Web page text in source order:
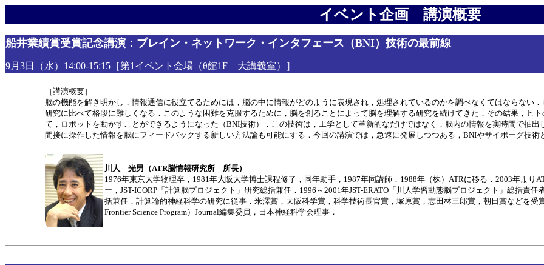
イベント企画 講演概要
船井業績賞受賞記念講演：ブレイン・ネットワーク・インタフェース（BNI）技術の最前線
9月3日（水）14:00-15:15［第1イベント会場（θ館1F 大講義室）］
［講演概要］
脳の機能を解き明かし，情報通信に役立てるためには，脳の中に情報がどのように表現され，処理されているのかを調べなくてはならない
研究に比べて格段に難しくなる．このような困難を克服するために，脳を創ることによって脳を理解する研究を続けてきた．その結果，ヒ
て，ロボットを動かすことができるようになった（BNI技術）．この技術は，工学として革新的なだけではなく，脳内の情報を実時間で抽
間接に操作した情報を脳にフィードバックする新しい方法論も可能にする．今回の講演では，急速に発展しつつある，BNIやサイボーグ技術
川人 光男（ATR脳情報研究所 所長）
1976年東京大学物理卒，1981年大阪大学博士課程修了，同年助手，1987年同講師．1988年（株）ATRに移る．2003年より
ー，JST-ICORP「計算脳プロジェクト」研究総括兼任．1996～2001年JST-ERATO「川人学習動態脳プロジェクト」総括責
括兼任．計算論的神経科学の研究に従事．米澤賞，大阪科学賞，科学技術長官賞，塚原賞，志田林三郎賞，朝日賞などを受
Frontier Science Program）Journal編集委員，日本神経科学会理事．